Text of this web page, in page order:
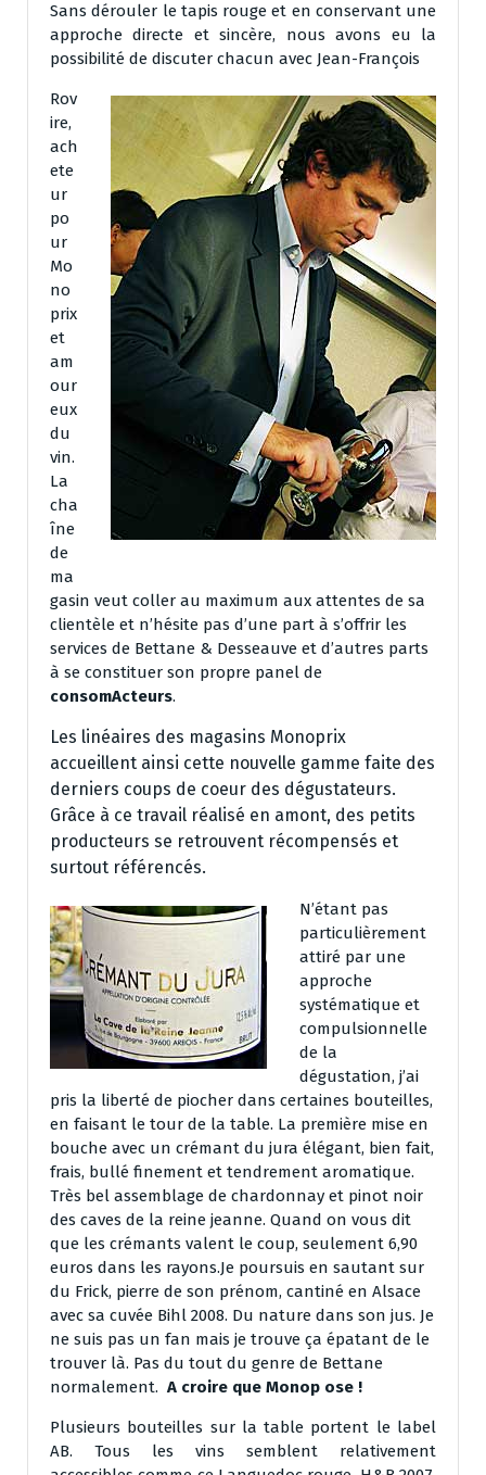
Sans dérouler le tapis rouge et en conservant une
approche directe et sincère, nous avons eu la
possibilité de discuter chacun avec Jean-François
Rov
ire,
ach
ete
ur
po
ur
Mo
no
prix
et
am
our
eux
du
vin.
La
cha
îne
de
ma
gasin veut coller au maximum aux attentes de sa
clientèle et n’hésite pas d’une part à s’offrir les
services de Bettane & Desseauve et d’autres parts
à se constituer son propre panel de
consomActeurs.
Les linéaires des magasins Monoprix
accueillent ainsi cette nouvelle gamme faite des
derniers coups de coeur des dégustateurs.
Grâce à ce travail réalisé en amont, des petits
producteurs se retrouvent récompensés et
surtout référencés.
N’étant pas
particulièrement
attiré par une
approche
systématique et
compulsionnelle
de la
dégustation, j’ai
pris la liberté de piocher dans certaines bouteilles,
en faisant le tour de la table. La première mise en
bouche avec un crémant du jura élégant, bien fait,
frais, bullé finement et tendrement aromatique.
Très bel assemblage de chardonnay et pinot noir
des caves de la reine jeanne. Quand on vous dit
que les crémants valent le coup, seulement 6,90
euros dans les rayons.Je poursuis en sautant sur
du Frick, pierre de son prénom, cantiné en Alsace
avec sa cuvée Bihl 2008. Du nature dans son jus. Je
ne suis pas un fan mais je trouve ça épatant de le
trouver là. Pas du tout du genre de Bettane
normalement. A croire que Monop ose !
Plusieurs bouteilles sur la table portent le label
AB. Tous les vins semblent relativement